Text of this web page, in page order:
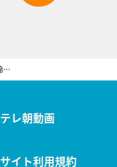
高橋文哉＆鈴木仁W主演！極限の“グロきゅん”密室ラブストーリー『僕らが殺した、最愛のキミ』この秋開幕
テレ朝動画
サイト利用規約